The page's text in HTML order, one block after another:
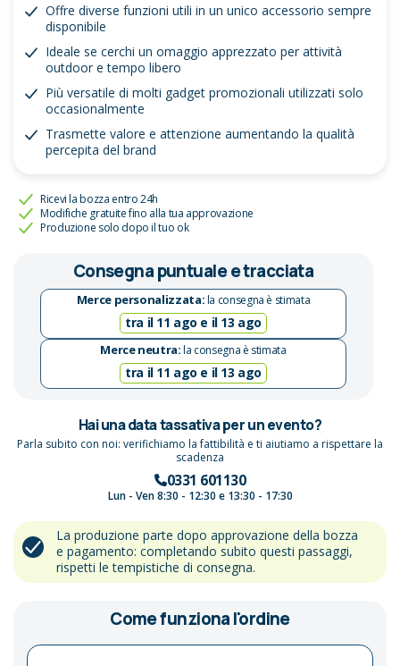
Offre diverse funzioni utili in un unico accessorio sempre
disponibile
Ideale se cerchi un omaggio apprezzato per attività
outdoor e tempo libero
Più versatile di molti gadget promozionali utilizzati solo
occasionalmente
Trasmette valore e attenzione aumentando la qualità
percepita del brand
Ricevi la bozza entro 24h
Modifiche gratuite fino alla tua approvazione
Produzione solo dopo il tuo ok
Consegna puntuale e tracciata
Merce personalizzata:la consegna è stimata
tra il 11 ago e il 13 ago
Merce neutra:la consegna è stimata
tra il 11 ago e il 13 ago
Hai una data tassativa per un evento?
Parla subito con noi: verifichiamo la fattibilità e ti aiutiamo a rispettare la
scadenza
0331 601130
Lun - Ven 8:30 - 12:30 e 13:30 - 17:30
La produzione parte dopo approvazione della bozza
e pagamento: completando subito questi passaggi,
rispetti le tempistiche di consegna.
Come funziona l'ordine